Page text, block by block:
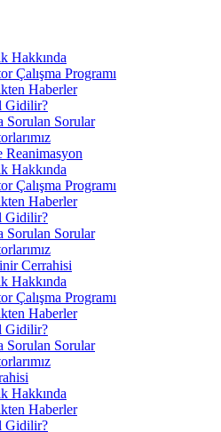
Hakkında
Çalışma Programı
Haberler
Gidilir?
Sorulan Sorular
Reanimasyon
Hakkında
Çalışma Programı
Haberler
Gidilir?
Sorulan Sorular
Cerrahisi
Hakkında
Çalışma Programı
Haberler
Gidilir?
Sorulan Sorular
Hakkında
Haberler
Gidilir?